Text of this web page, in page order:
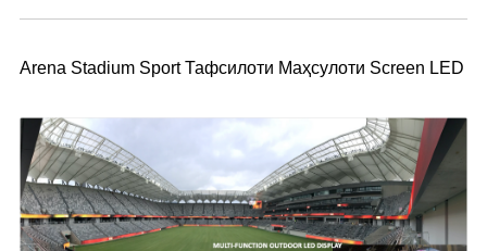
Arena Stadium Sport Тафсилоти Маҳсулоти Screen LED